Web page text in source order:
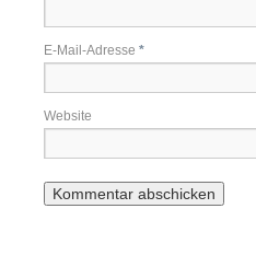
E-Mail-Adresse *
Website